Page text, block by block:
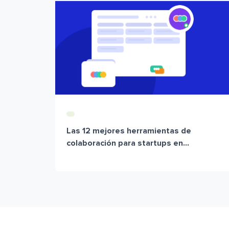
Las 12 mejores herramientas de
colaboración para startups en...